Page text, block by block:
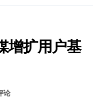
增扩用户基
论